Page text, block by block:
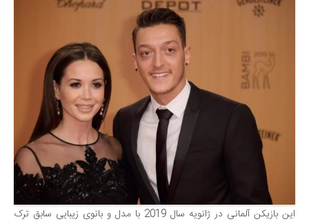
این بازیکن آلمانی در ژانویه سال 2019 با مدل و بانوی زیبایی سابق ترک